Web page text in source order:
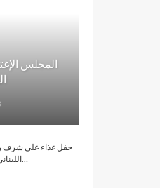
المجلس
حفل غذاء على شرف
اللبناني للأعمال الدكتور نسيب…